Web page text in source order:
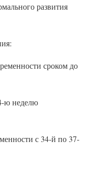
развития
сроком до
ю неделю
с 34-й по 37-